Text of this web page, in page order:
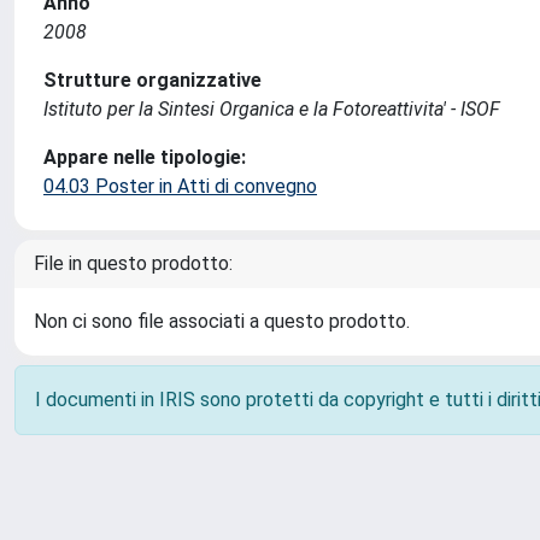
2008
Strutture organizzative
Istituto per la Sintesi Organica e la Fotoreattivita' - ISOF
Appare nelle tipologie:
04.03 Poster in Atti di convegno
File in questo prodotto:
Non ci sono file associati a questo prodotto.
I documenti in IRIS sono protetti da copyright e tutti i